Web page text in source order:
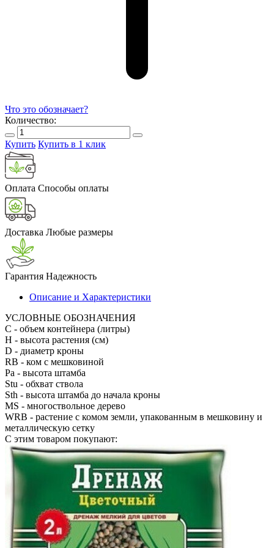
Что это обозначает?
Количество:
Купить Купить в 1 клик
Оплата Способы оплаты
Доставка Любые размеры
Гарантия Надежность
Описание и Характеристики
УСЛОВНЫЕ ОБОЗНАЧЕНИЯ
С - объем контейнера (литры)
H - высота растения (см)
D - диаметр кроны
RB - ком с мешковиной
Pa - высота штамба
Stu - обхват ствола
Sth - высота штамба до начала кроны
MS - многоствольное дерево
WRB - растение с комом земли, упакованным в мешковину и
металлическую сетку
С этим товаром покупают: